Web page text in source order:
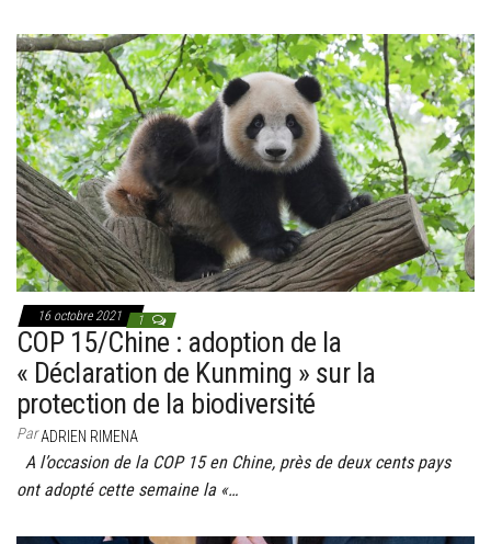
16 octobre 2021 1
COP 15/Chine : adoption de la
« Déclaration de Kunming » sur la
protection de la biodiversité
ParADRIEN RIMENA
A l’occasion de la COP 15 en Chine, près de deux cents pays
ont adopté cette semaine la «…